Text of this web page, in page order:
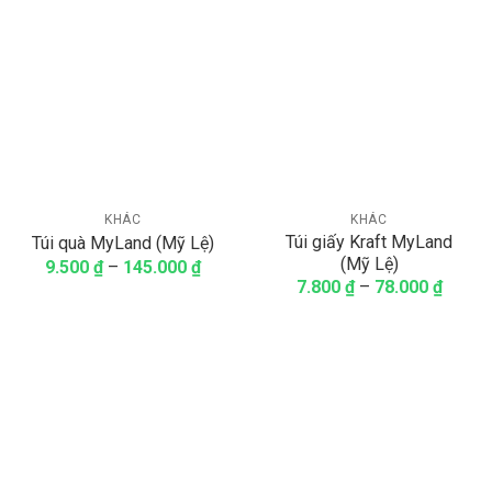
KHÁC
Túi quà MyLand (Mỹ Lệ)
9.500 ₫– 145.000 ₫
KHÁC
Túi giấy Kraft MyLand
(Mỹ Lệ)
7.800 ₫– 78.000 ₫